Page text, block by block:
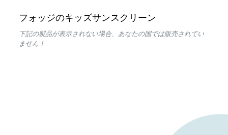
フォッジのキッズサンスクリーン
下記の製品が表示されない場合、あなたの国では販売されてい
ません！